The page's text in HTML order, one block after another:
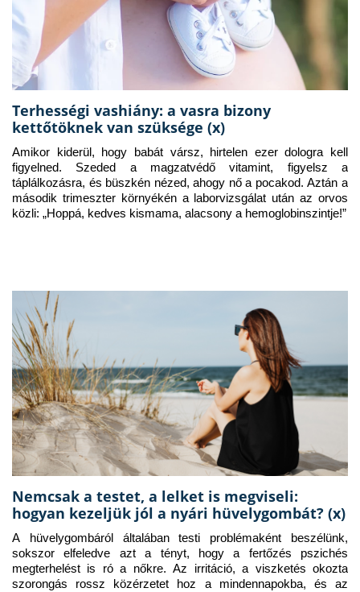
Terhességi vashiány: a vasra bizony
kettőtöknek van szüksége (x)
Amikor kiderül, hogy babát vársz, hirtelen ezer dologra kell
figyelned. Szeded a magzatvédő vitamint, figyelsz a
táplálkozásra, és büszkén nézed, ahogy nő a pocakod. Aztán a
második trimeszter környékén a laborvizsgálat után az orvos
közli: „Hoppá, kedves kismama, alacsony a hemoglobinszintje!”
Nemcsak a testet, a lelket is megviseli:
hogyan kezeljük jól a nyári hüvelygombát? (x)
A hüvelygombáról általában testi problémaként beszélünk,
sokszor elfeledve azt a tényt, hogy a fertőzés pszichés
megterhelést is ró a nőkre. Az irritáció, a viszketés okozta
szorongás rossz közérzetet hoz a mindennapokba, és az